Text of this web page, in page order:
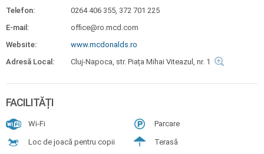
Telefon:
0264 406 355, 372 701 225
E-mail:
office@ro.mcd.com
Website:
www.mcdonalds.ro
Adresă Local:
Cluj-Napoca, str. Piața Mihai Viteazul, nr. 1
FACILITĂȚI
Wi-Fi Parcare
Loc de joacă pentru copii Terasă